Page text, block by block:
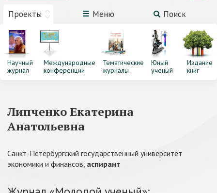
Проекты Меню Поиск
Научный
журнал
Международные
конференции
Тематические
журналы
Юный
ученый
Издание
книг
Липченко Екатерина
Анатольевна
Санкт-Петербургский государственный университет
экономики и финансов, аспирант